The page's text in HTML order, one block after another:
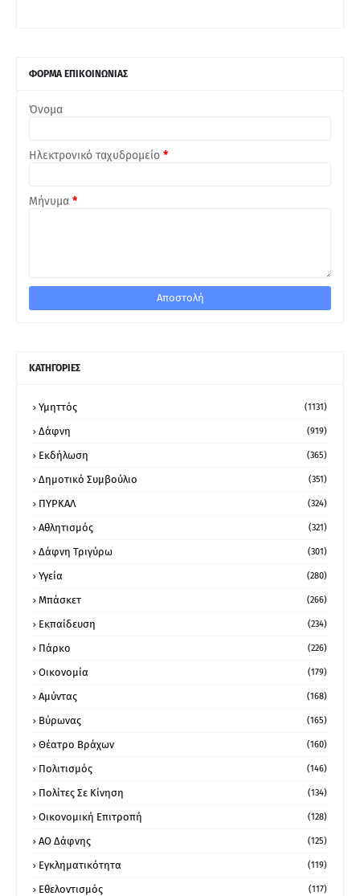
ΦΟΡΜΑ ΕΠΙΚΟΙΝΩΝΙΑΣ
Όνομα
Ηλεκτρονικό ταχυδρομείο *
Μήνυμα *
ΚΑΤΗΓΟΡΙΕΣ
Υμηττός (1131)
Δάφνη (919)
Εκδήλωση (365)
Δημοτικό Συμβούλιο (351)
ΠΥΡΚΑΛ (324)
Αθλητισμός (321)
Δάφνη Τριγύρω (301)
Υγεία (280)
Μπάσκετ (266)
Εκπαίδευση (234)
Πάρκο (226)
Οικονομία (179)
Αμύντας (168)
Βύρωνας (165)
Θέατρο Βράχων (160)
Πολιτισμός (146)
Πολίτες Σε Κίνηση (134)
Οικονομική Επιτροπή (128)
ΑΟ Δάφνης (125)
Εγκληματικότητα (119)
Εθελοντισμός (117)